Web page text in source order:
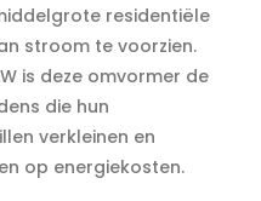
residentiële
stroom te voorzien.
is deze omvormer de
die hun
verkleinen en
op energiekosten.